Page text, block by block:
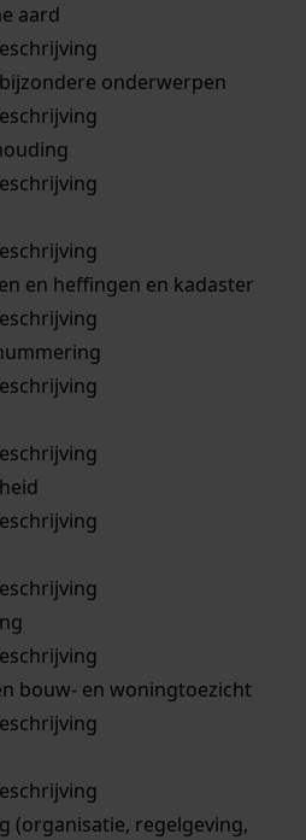
aard
onderwerpen
en heffingen en kadaster
bouw- en woningtoezicht
(organisatie, regelgeving,